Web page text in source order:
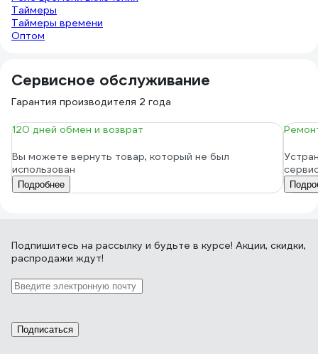
Таймеры
Таймеры времени
Оптом
Сервисное обслуживание
Гарантия производителя 2 года
120 дней обмен и возврат
Вы можете вернуть товар, который не был
использован
Подробнее
Подпишитесь на рассылку и будьте в курсе! Акции, скидки,
распродажи ждут!
Подписаться